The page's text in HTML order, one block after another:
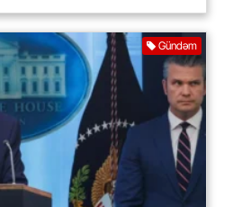
Gündəm